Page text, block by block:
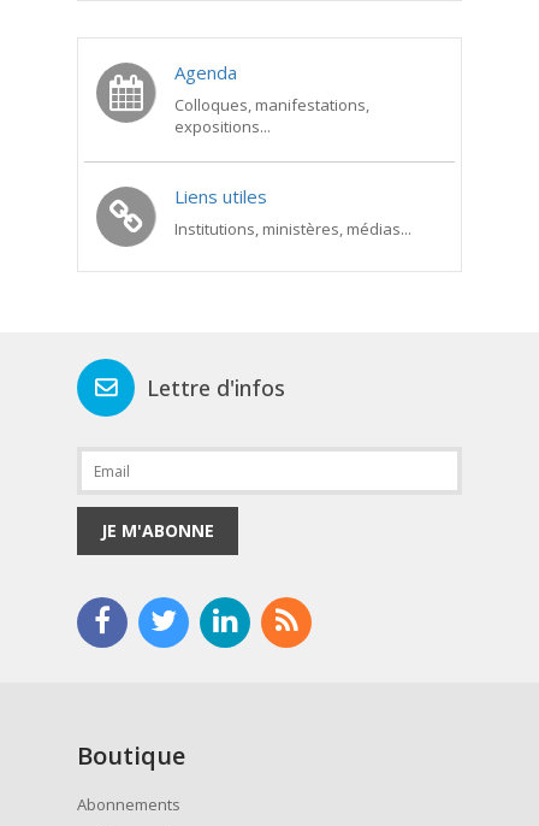
Agenda
Colloques, manifestations,
expositions...
Liens utiles
Institutions, ministères, médias...
Lettre d'infos
JE M'ABONNE
Boutique
Abonnements